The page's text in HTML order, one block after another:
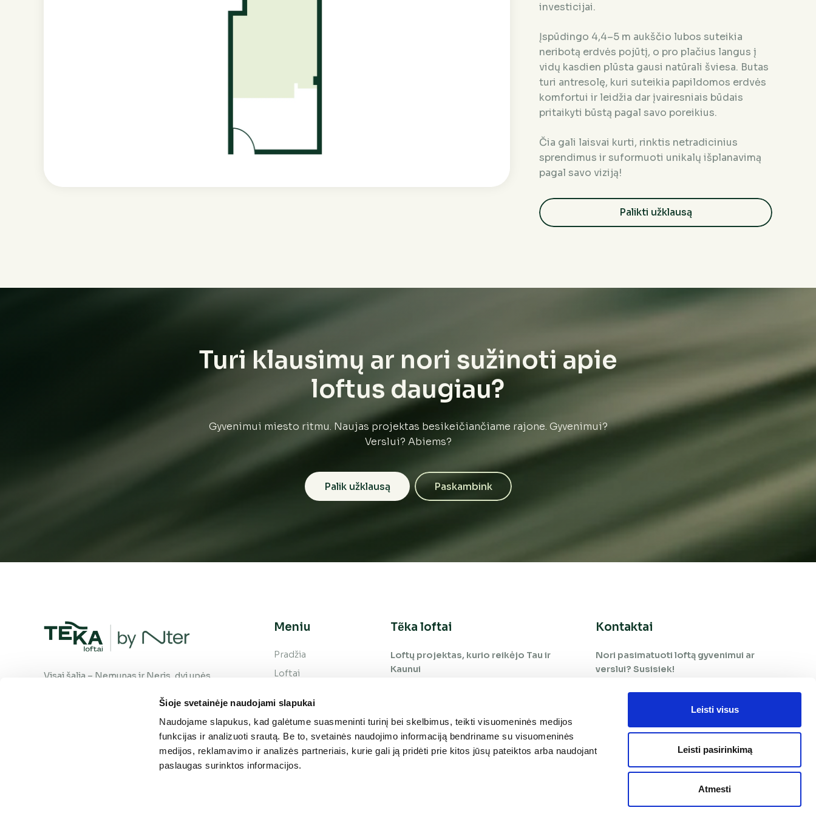
Šioje svetainėje naudojami slapukai
Naudojame slapukus, kad galėtume suasmeninti turinį bei skelbimus, teikti visuomeninės medijos
funkcijas ir analizuoti srautą. Be to, svetainės naudojimo informaciją bendriname su visuomeninės
medijos, reklamavimo ir analizės partneriais, kurie gali ją pridėti prie kitos jūsų pateiktos arba naudojant
paslaugas surinktos informacijos.
Leisti visus
Leisti pasirinkimą
Atmesti
investicijai.
Įspūdingo 4,4–5 m aukščio lubos suteikia
neribotą erdvės pojūtį, o pro plačius langus į
vidų kasdien plūsta gausi natūrali šviesa. Butas
turi antresolę, kuri suteikia papildomos erdvės
komfortui ir leidžia dar įvairesniais būdais
pritaikyti būstą pagal savo poreikius.
Čia gali laisvai kurti, rinktis netradicinius
sprendimus ir suformuoti unikalų išplanavimą
pagal savo viziją!
Palikti užklausą
Turi klausimų ar nori sužinoti apie
loftus daugiau?
Gyvenimui miesto ritmu. Naujas projektas besikeičiančiame rajone. Gyvenimui?
Verslui? Abiems?
Palik užklausą Paskambink
Visai šalia – Nemunas ir Neris, dvi upės,
šiame kvartale teka natūraliai, tavo
pasirinkta kryptimi. Kaip ir upė – tu
Meniu
Pradžia
Loftai
Galerija
Apie projektą
Kontaktai
Privatumo politika
Tẽka loftai
Loftų projektas, kurio reikėjo Tau ir
Kaunui
Kontaktai
Nori pasimatuoti loftą gyvenimui ar
verslui? Susisiek!
+370 65 966 505
+370 660 09 978